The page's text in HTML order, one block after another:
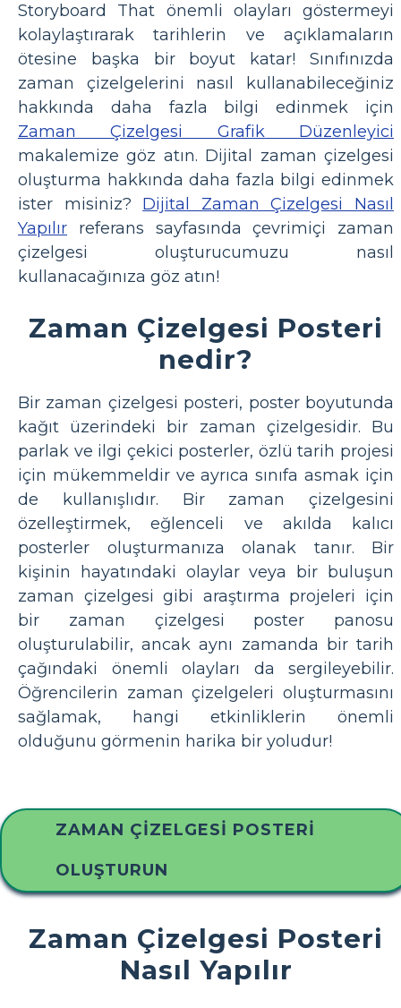
Storyboard That önemli olayları göstermeyi
kolaylaştırarak tarihlerin ve açıklamaların
ötesine başka bir boyut katar! Sınıfınızda
zaman çizelgelerini nasıl kullanabileceğiniz
hakkında daha fazla bilgi edinmek için
Zaman Çizelgesi Grafik Düzenleyici
makalemize göz atın. Dijital zaman çizelgesi
oluşturma hakkında daha fazla bilgi edinmek
ister misiniz? Dijital Zaman Çizelgesi Nasıl
Yapılır referans sayfasında çevrimiçi zaman
çizelgesi oluşturucumuzu nasıl
kullanacağınıza göz atın!
Zaman Çizelgesi Posteri
nedir?
Bir zaman çizelgesi posteri, poster boyutunda
kağıt üzerindeki bir zaman çizelgesidir. Bu
parlak ve ilgi çekici posterler, özlü tarih projesi
için mükemmeldir ve ayrıca sınıfa asmak için
de kullanışlıdır. Bir zaman çizelgesini
özelleştirmek, eğlenceli ve akılda kalıcı
posterler oluşturmanıza olanak tanır. Bir
kişinin hayatındaki olaylar veya bir buluşun
zaman çizelgesi gibi araştırma projeleri için
bir zaman çizelgesi poster panosu
oluşturulabilir, ancak aynı zamanda bir tarih
çağındaki önemli olayları da sergileyebilir.
Öğrencilerin zaman çizelgeleri oluşturmasını
sağlamak, hangi etkinliklerin önemli
olduğunu görmenin harika bir yoludur!
ZAMAN ÇIZELGESI POSTERI
OLUŞTURUN
Zaman Çizelgesi Posteri
Nasıl Yapılır